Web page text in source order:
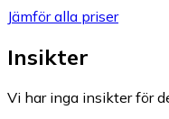
Jämför alla priser
Insikter
Vi har inga insikter för